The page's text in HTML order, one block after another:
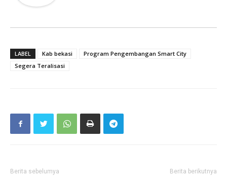
LABEL Kab bekasi
Program Pengembangan Smart City
Segera Teralisasi
Berita sebelumya Berita berikutnya